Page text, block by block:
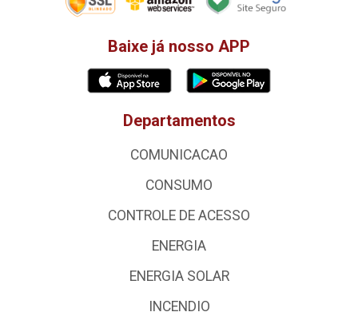
Baixe já nosso APP
Departamentos
COMUNICACAO
CONSUMO
CONTROLE DE ACESSO
ENERGIA
ENERGIA SOLAR
INCENDIO